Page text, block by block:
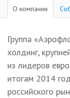
О компании
Группа
холдинг,
из лидеров
итогам 2014
российского